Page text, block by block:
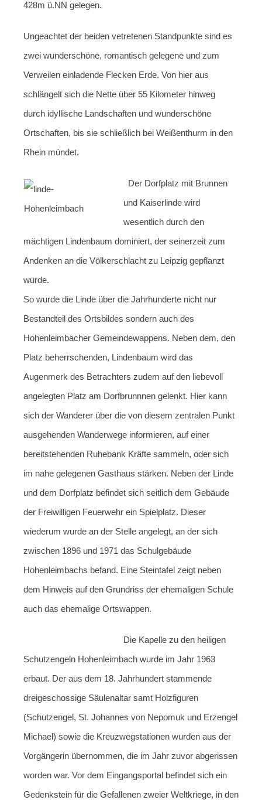
428m ü.NN gelegen.
Ungeachtet der beiden vetretenen Standpunkte sind es
zwei wunderschöne, romantisch gelegene und zum
Verweilen einladende Flecken Erde. Von hier aus
schlängelt sich die Nette über 55 Kilometer hinweg
durch idyllische Landschaften und wunderschöne
Ortschaften, bis sie schließlich bei Weißenthurm in den
Rhein mündet.
Der Dorfplatz mit Brunnen
und Kaiserlinde wird
wesentlich durch den
mächtigen Lindenbaum dominiert, der seinerzeit zum
Andenken an die Völkerschlacht zu Leipzig gepflanzt
wurde.
So wurde die Linde über die Jahrhunderte nicht nur
Bestandteil des Ortsbildes sondern auch des
Hohenleimbacher Gemeindewappens. Neben dem, den
Platz beherrschenden, Lindenbaum wird das
Augenmerk des Betrachters zudem auf den liebevoll
angelegten Platz am Dorfbrunnnen gelenkt. Hier kann
sich der Wanderer über die von diesem zentralen Punkt
ausgehenden Wanderwege informieren, auf einer
bereitstehenden Ruhebank Kräfte sammeln, oder sich
im nahe gelegenen Gasthaus stärken. Neben der Linde
und dem Dorfplatz befindet sich seitlich dem Gebäude
der Freiwilligen Feuerwehr ein Spielplatz. Dieser
wiederum wurde an der Stelle angelegt, an der sich
zwischen 1896 und 1971 das Schulgebäude
Hohenleimbachs befand. Eine Steintafel zeigt neben
dem Hinweis auf den Grundriss der ehemaligen Schule
auch das ehemalige Ortswappen.
Die Kapelle zu den heiligen
Schutzengeln Hohenleimbach wurde im Jahr 1963
erbaut. Der aus dem 18. Jahrhundert stammende
dreigeschossige Säulenaltar samt Holzfiguren
(Schutzengel, St. Johannes von Nepomuk und Erzengel
Michael) sowie die Kreuzwegstationen wurden aus der
Vorgängerin übernommen, die im Jahr zuvor abgerissen
worden war. Vor dem Eingangsportal befindet sich ein
Gedenkstein für die Gefallenen zweier Weltkriege, in den